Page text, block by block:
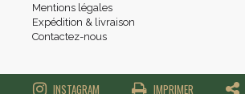
Mentions légales
Expédition & livraison
Contactez-nous
INSTAGRAM IMPRIMER